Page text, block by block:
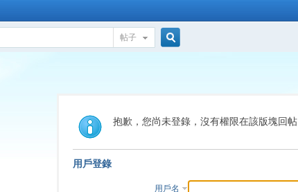
帖子
索
抱歉，您尚未登錄，沒有權限在該版塊回帖
用戶登錄
用戶名